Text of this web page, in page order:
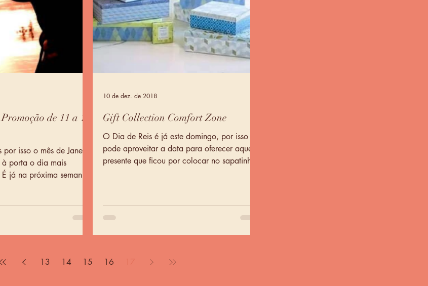
de 11 a 15
isso o mês de Janeiro
porta o dia mais
Gift Collection Comfort Zone
O Dia de Reis é já este domingo, por isso
pode aproveitar a data para oferecer aquele
presente que ficou por colocar no sapatinho.
10 de dez. de 2018
13 14 15 16